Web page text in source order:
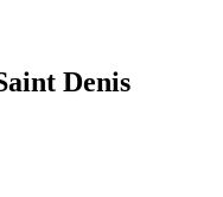
Denis